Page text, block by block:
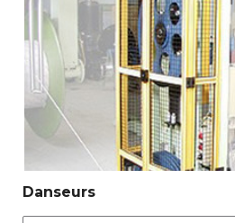
Danseurs